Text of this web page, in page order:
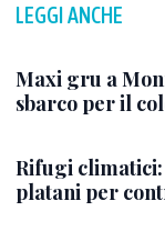
LEGGI ANCHE
Maxi gru a
sbarco per il
Rifugi climatici:
platani per